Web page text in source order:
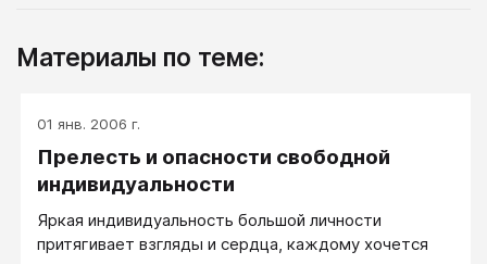
Материалы по теме:
01 янв. 2006 г.
Прелесть и опасности свободной
индивидуальности
Яркая индивидуальность большой личности
притягивает взгляды и сердца, каждому хочется